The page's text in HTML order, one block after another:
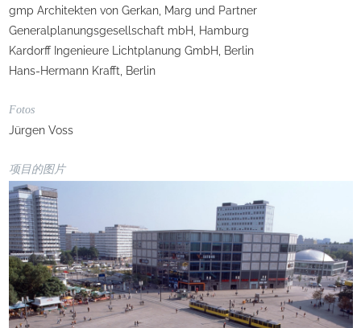
gmp Architekten von Gerkan, Marg und Partner
Generalplanungsgesellschaft mbH, Hamburg
Kardorff Ingenieure Lichtplanung GmbH, Berlin
Hans-Hermann Krafft, Berlin
Fotos
Jürgen Voss
项目的图片